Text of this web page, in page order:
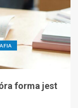
forma jest